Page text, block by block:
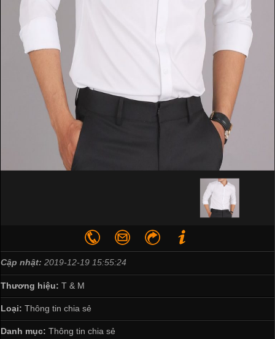
Cập nhật: 2019-12-19 15:55:24
Thương hiệu: T & M
Loại: Thông tin chia sẻ
Danh mục: Thông tin chia sẻ